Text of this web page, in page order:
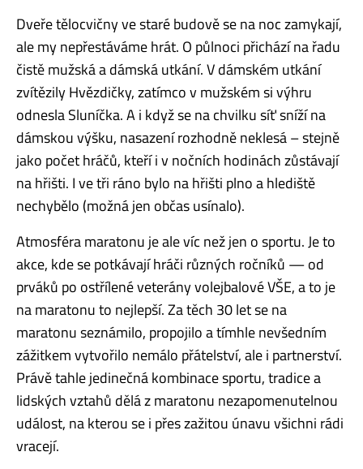
Dveře tělocvičny ve staré budově se na noc zamykají,
ale my nepřestáváme hrát. O půlnoci přichází na řadu
čistě mužská a dámská utkání. V dámském utkání
zvítězily Hvězdičky, zatímco v mužském si výhru
odnesla Sluníčka. A i když se na chvilku síť sníží na
dámskou výšku, nasazení rozhodně neklesá – stejně
jako počet hráčů, kteří i v nočních hodinách zůstávají
na hřišti. I ve tři ráno bylo na hřišti plno a hlediště
nechybělo (možná jen občas usínalo).
Atmosféra maratonu je ale víc než jen o sportu. Je to
akce, kde se potkávají hráči různých ročníků — od
prváků po ostřílené veterány volejbalové VŠE, a to je
na maratonu to nejlepší. Za těch 30 let se na
maratonu seznámilo, propojilo a tímhle nevšedním
zážitkem vytvořilo nemálo přátelství, ale i partnerství.
Právě tahle jedinečná kombinace sportu, tradice a
lidských vztahů dělá z maratonu nezapomenutelnou
událost, na kterou se i přes zažitou únavu všichni rádi
vracejí.